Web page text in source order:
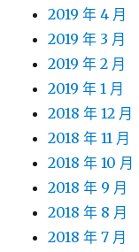
2019 年 4 月
2019 年 3 月
2019 年 2 月
2019 年 1 月
2018 年 12 月
2018 年 11 月
2018 年 10 月
2018 年 9 月
2018 年 8 月
2018 年 7 月